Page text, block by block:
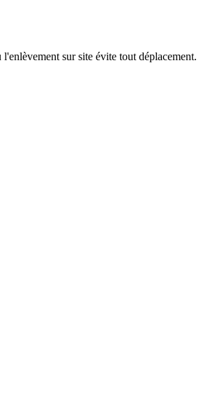
sur site évite tout déplacement.